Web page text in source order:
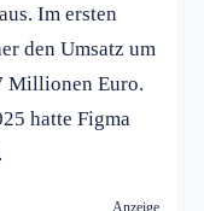
Im ersten
den Umsatz um
Millionen Euro.
hatte Figma
Anzeige